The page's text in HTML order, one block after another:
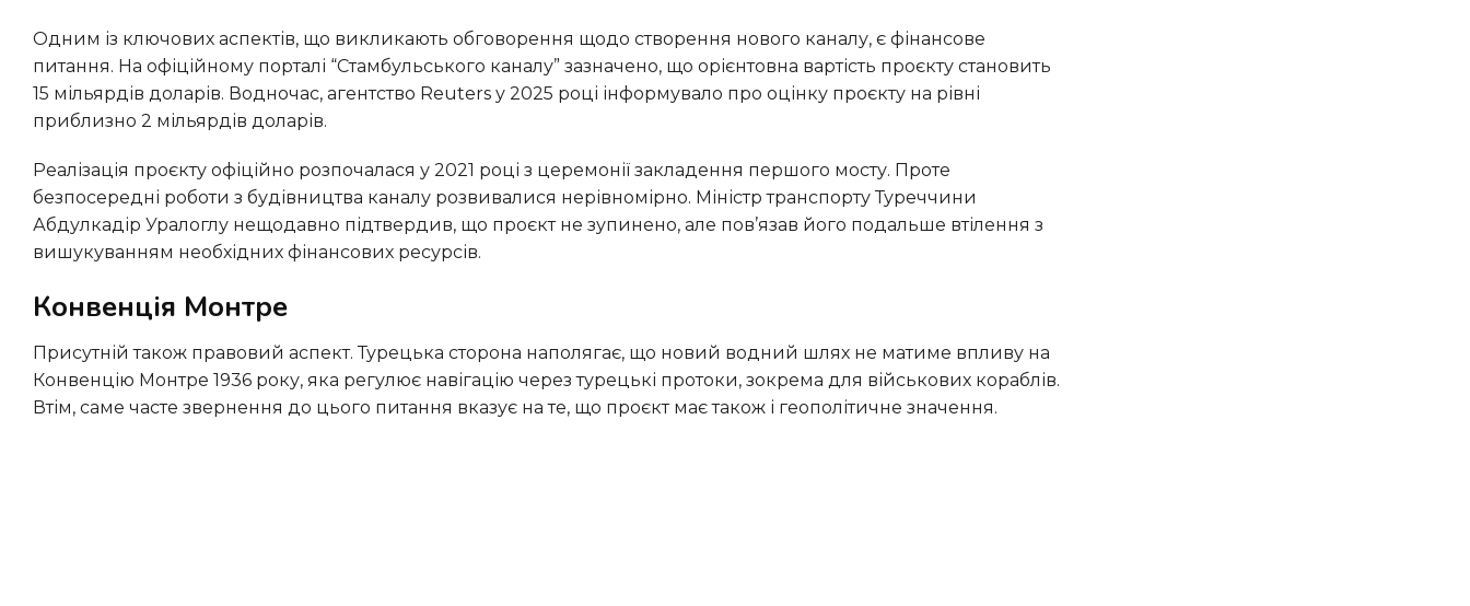
Одним із ключових аспектів, що викликають обговорення щодо створення нового каналу, є фінансове
питання. На офіційному порталі “Стамбульського каналу” зазначено, що орієнтовна вартість проєкту становить
15 мільярдів доларів. Водночас, агентство Reuters у 2025 році інформувало про оцінку проєкту на рівні
приблизно 2 мільярдів доларів.
Реалізація проєкту офіційно розпочалася у 2021 році з церемонії закладення першого мосту. Проте
безпосередні роботи з будівництва каналу розвивалися нерівномірно. Міністр транспорту Туреччини
Абдулкадір Уралоглу нещодавно підтвердив, що проєкт не зупинено, але пов’язав його подальше втілення з
вишукуванням необхідних фінансових ресурсів.
Конвенція Монтре
Присутній також правовий аспект. Турецька сторона наполягає, що новий водний шлях не матиме впливу на
Конвенцію Монтре 1936 року, яка регулює навігацію через турецькі протоки, зокрема для військових кораблів.
Втім, саме часте звернення до цього питання вказує на те, що проєкт має також і геополітичне значення.